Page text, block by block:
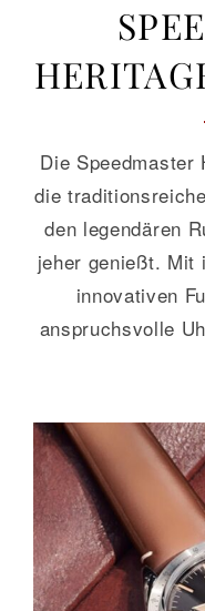
Die Speedmaster
die
den legendären
jeher genießt. Mit
innovativen
anspruchsvolle